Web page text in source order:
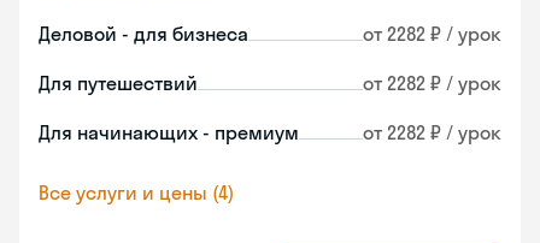
Деловой - для бизнеса от 2282 ₽ / урок
Для путешествий от 2282 ₽ / урок
Для начинающих - премиум от 2282 ₽ / урок
Все услуги и цены (4)